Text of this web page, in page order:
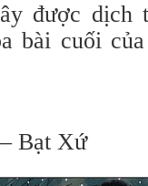
được dịch
bài cuối